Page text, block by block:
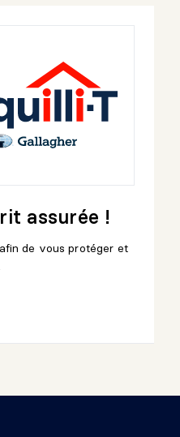
assurée !
de vous protéger et